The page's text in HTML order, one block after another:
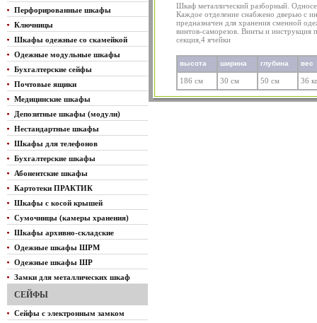
Перфорированные шкафы
Ключницы
Шкафы одежные со скамейкой
Одежные модульные шкафы
Бухгалтерские сейфы
Почтовые ящики
Медицинские шкафы
Депозитные шкафы (модули)
Нестандартные шкафы
Шкафы для телефонов
Бухгалтерские шкафы
Абонентские шкафы
Картотеки ПРАКТИК
Шкафы с косой крышей
Сумочницы (камеры хранения)
Шкафы архивно-складские
Одежные шкафы ШРМ
Одежные шкафы ШР
Замки для металлических шкаф
СЕЙФЫ
Сейфы с электронным замком
Шкаф металлический разборный.
Каждое отделение снабжено дверью с
предназначен для хранения сменной
винтов-саморезов. Винты и инструкция
секция,4 ячейки
высота ширина глубина вес
186 см 30 см 50 см 36